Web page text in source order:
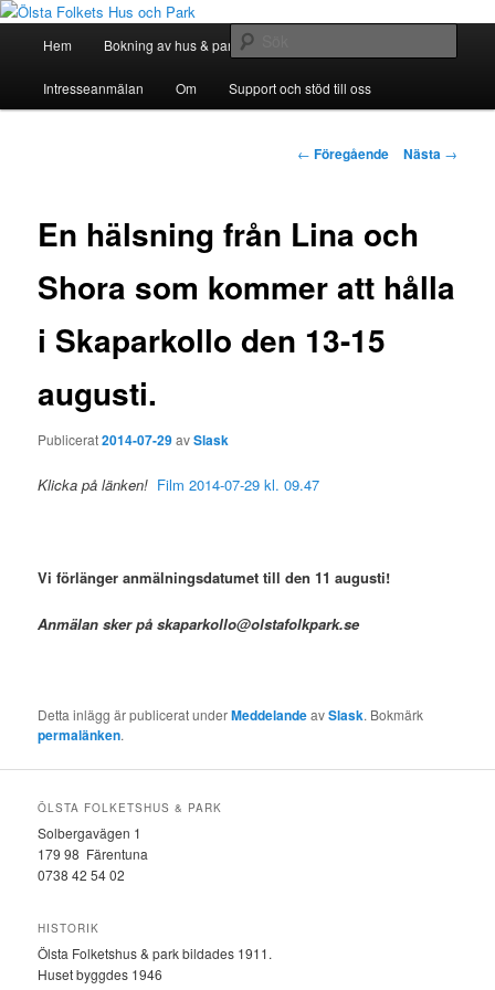
Hoppa
huvudinnehåll
Ölsta Folkets Hus och Park
Hem Bokning av hus & park
Intresseanmälan Om Support och stöd till oss
Inläggsnavigering
← Föregående Nästa →
En hälsning från Lina och
Shora som kommer att hålla
i Skaparkollo den 13-15
augusti.
Publicerat2014-07-29avSlask
Klicka på länken! Film 2014-07-29 kl. 09.47
Vi förlänger anmälningsdatumet till den 11 augusti!
Anmälan sker på skaparkollo@olstafolkpark.se
Detta inlägg är publicerat underMeddelandeavSlask. Bokmärk
permalänken.
ÖLSTA FOLKETSHUS & PARK
Solbergavägen 1
179 98 Färentuna
0738 42 54 02
HISTORIK
Ölsta Folketshus & park bildades 1911.
Huset byggdes 1946